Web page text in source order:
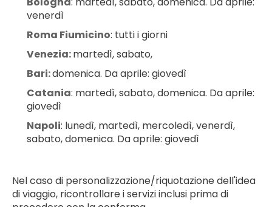
venerdì
Roma Fiumicino: tutti i giorni
Venezia: martedì, sabato,
Bari: domenica. Da aprile: giovedì
Catania: martedì, sabato, domenica. Da aprile:
giovedì
Napoli: lunedì, martedì, mercoledì, venerdì,
sabato, domenica. Da aprile: giovedì
Nel caso di personalizzazione/riquotazione dell'idea
di viaggio, ricontrollare i servizi inclusi prima di